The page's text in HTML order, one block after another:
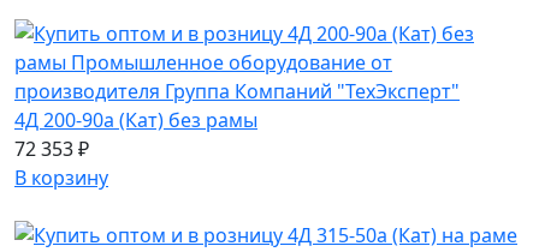
4Д 200-90а (Кат) без рамы
72 353 ₽
В корзину